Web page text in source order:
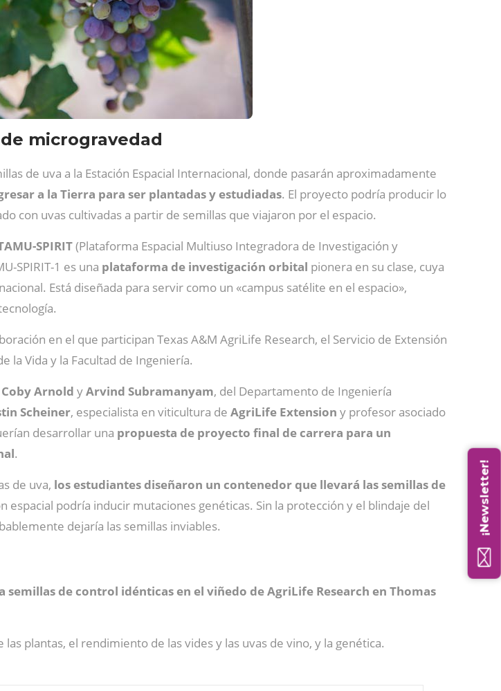
microgravedad
de uva a la Estación Espacial Internacional, donde pasarán aproximadamente
a la Tierra para ser plantadas y estudiadas. El proyecto podría producir lo
con uvas cultivadas a partir de semillas que viajaron por el espacio.
SPIRIT(Plataforma Espacial Multiuso Integradora de Investigación y
SPIRIT-1 es una plataforma de investigación orbital pionera en su clase, cuya
Está diseñada para servir como un «campus satélite en el espacio»,
en el que participan Texas A&M AgriLife Research, el Servicio de Extensión
la Vida y la Facultad de Ingeniería.
CobyArnold yArvind Subramanyam, del Departamento de Ingeniería
Scheiner, especialista en viticultura de AgriLife Extension y profesor asociado
desarrollar una propuesta de proyecto final de carrera para un
.
de uva, los estudiantes diseñaron un contenedor que llevará las semillas de
espacial podría inducir mutaciones genéticas. Sin la protección y el blindaje del
dejaría las semillas inviables.
de control idénticas en el viñedo de AgriLife Research en Thomas
plantas, el rendimiento de las vides y las uvas de vino, y la genética.
¡Newsletter!